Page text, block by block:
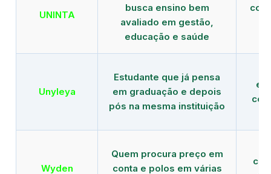
UNINTA
busca ensino bem
avaliado em gestão,
educação e saúde
Unyleya
Estudante que já pensa
em graduação e depois
pós na mesma instituição
Wyden
Quem procura preço em
conta e polos em várias